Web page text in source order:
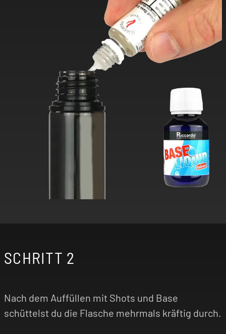
SCHRITT 2
Nach dem Auffüllen mit Shots und Base
schüttelst du die Flasche mehrmals kräftig durch.